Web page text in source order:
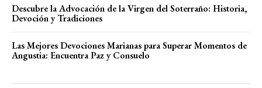
Descubre la Advocación de la Virgen del Soterraño: Historia,
Devoción y Tradiciones
Las Mejores Devociones Marianas para Superar Momentos de
Angustia: Encuentra Paz y Consuelo